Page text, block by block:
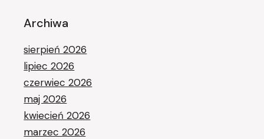
Archiwa
sierpień 2026
lipiec 2026
czerwiec 2026
maj 2026
kwiecień 2026
marzec 2026